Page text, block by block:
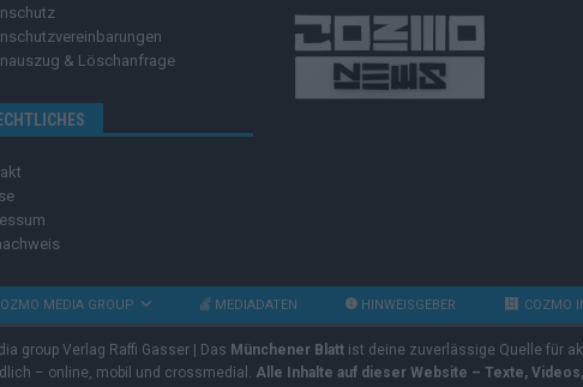
& Löschanfrage
MEDIA GROUP MEDIADATEN HINWEISGEBER COZMO
group Verlag Raffi Gasser | Das Münchener Blatt ist deine zuverlässige Quelle für
– online, mobil und crossmedial. Alle Inhalte auf dieser Website – Texte,